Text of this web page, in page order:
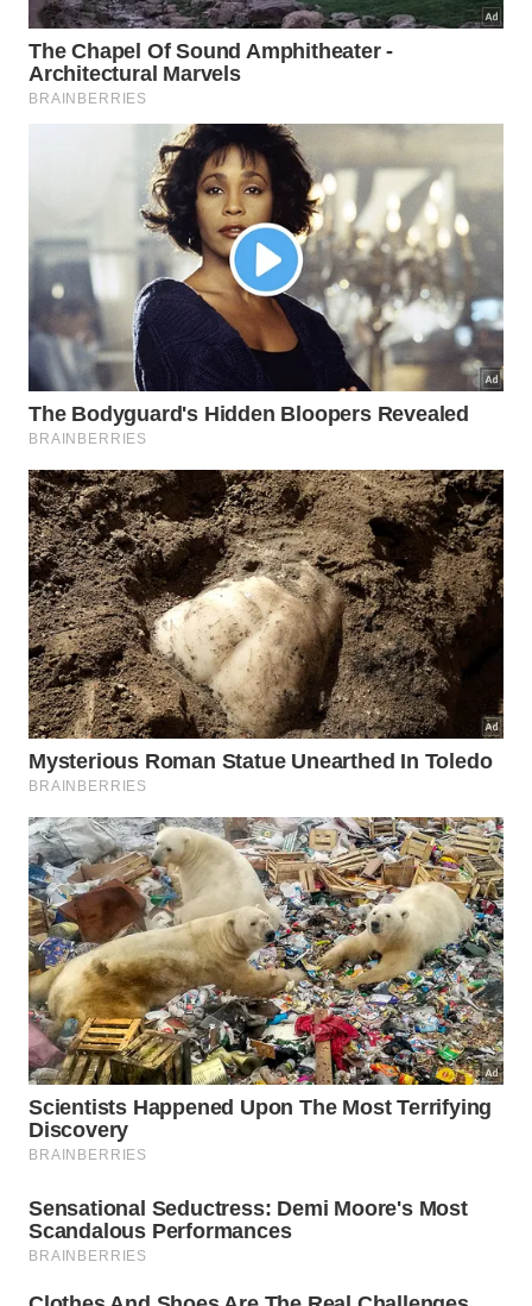
dias
Canteiros de florese plantas ornamentais que
sofrem danos causados por aves que cavam o
substrato em busca de insetos ou material para
Áreas próximas acomedouros
de animais
domésticos ao ar livre, onde restos de ração
atraem pombos e outras aves indesejadas
A instalação é extremamente simples e não exige nenhum
material especial além dos próprios CDs
Imagem gerada por inteligência artificial
Os CDs também servem como
decoração sustentável para o
jardim?
Além da função prática de repelente, os CDs
pendurados criam um efeito visual
surpreendentemente bonito quando atingidos pela
luz solar. Os reflexos multicoloridos que se projetam
sobre plantas, paredes e pisos lembram pequenos
arco-íris em movimento, adicionando um toque
lúdico e brilhante à paisagem do jardim. Muitas
pessoas que começaram usando os discos com
finalidade prática acabaram ampliando a instalação
por motivos estéticos, criando composições
artísticas que unem função edecoração.